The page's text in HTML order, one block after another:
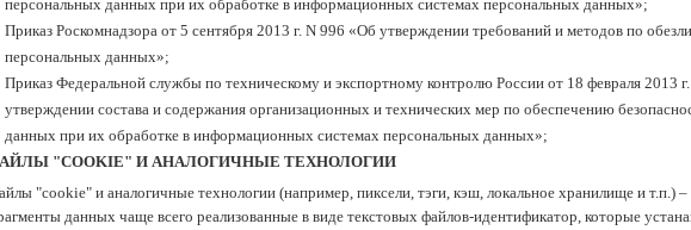
персональных данных при их обработке в информационных системах персональных данных»;
Приказ Роскомнадзора от 5 сентября 2013 г. N 996 «Об утверждении требований и методов по
персональных данных»;
Приказ Федеральной службы по техническому и экспортному контролю России от 18 февраля 2013
утверждении состава и содержания организационных и технических мер по обеспечению
данных при их обработке в информационных системах персональных данных»;
"COOKIE" И АНАЛОГИЧНЫЕ ТЕХНОЛОГИИ
"cookie" и аналогичные технологии (например, пиксели, тэги, кэш, локальное хранилище и т.п.)
данных чаще всего реализованные в виде текстовых файлов-идентификатор, которые